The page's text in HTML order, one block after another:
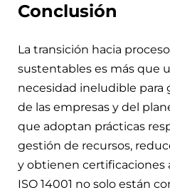
Conclusión
La transición hacia
sustentables es más que
necesidad ineludible para
de las empresas y del
que adoptan prácticas
gestión de recursos,
y obtienen certificaciones
ISO 14001 no solo están